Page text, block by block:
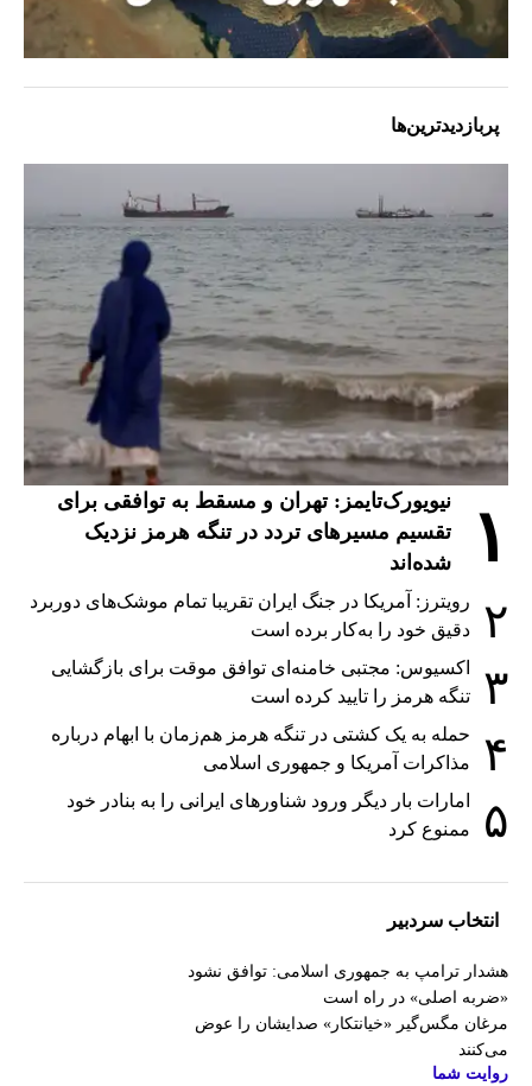
پربازدیدترین‌ها
۱
نیویورک‌تایمز: تهران و مسقط به توافقی برای
تقسیم مسیرهای تردد در تنگه هرمز نزدیک
شده‌اند
۲
رویترز: آمریکا در جنگ ایران تقریبا تمام موشک‌های دوربرد
دقیق خود را به‌کار برده است
۳
اکسیوس: مجتبی خامنه‌ای توافق موقت برای بازگشایی
تنگه هرمز را تایید کرده است
۴
حمله به یک کشتی در تنگه هرمز هم‌زمان با ابهام درباره
مذاکرات آمریکا و جمهوری اسلامی
۵
امارات بار دیگر ورود شناورهای ایرانی را به بنادر خود
ممنوع کرد
انتخاب سردبیر
هشدار ترامپ به جمهوری اسلامی: توافق نشود
«ضربه اصلی» در راه است
مرغان مگس‌گیر «خیانتکار» صدایشان را عوض
می‌کنند
روایت شما